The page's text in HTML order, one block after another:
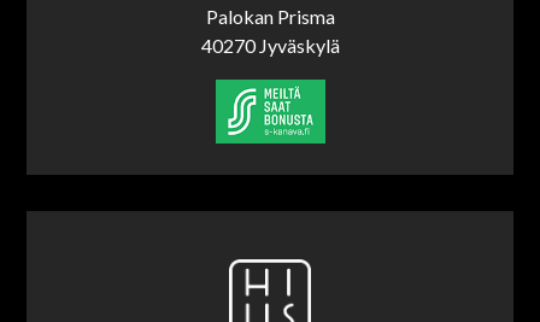
Palokan Prisma
40270 Jyväskylä